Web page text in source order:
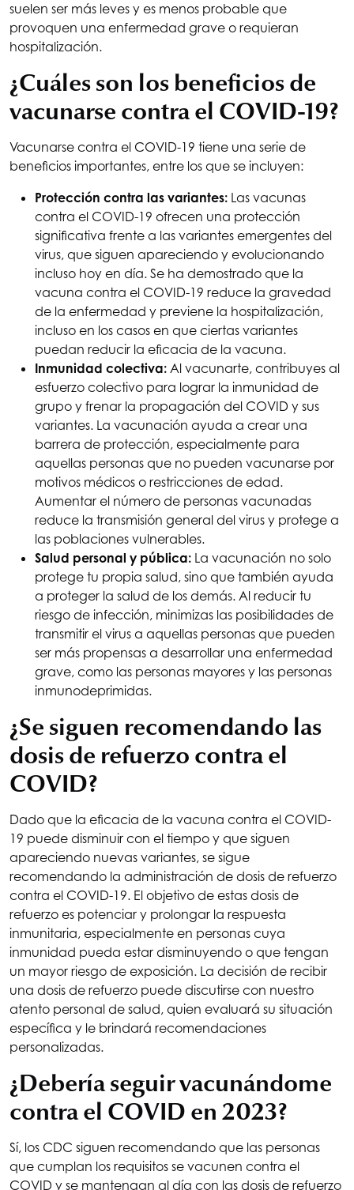
suelen ser más leves y es menos probable que
provoquen una enfermedad grave o requieran
hospitalización.
¿Cuáles son los beneficios de
vacunarse contra el COVID-19?
Vacunarse contra el COVID-19 tiene una serie de
beneficios importantes, entre los que se incluyen:
Protección contra las variantes: Las vacunas
contra el COVID-19 ofrecen una protección
significativa frente a las variantes emergentes del
virus, que siguen apareciendo y evolucionando
incluso hoy en día. Se ha demostrado que la
vacuna contra el COVID-19 reduce la gravedad
de la enfermedad y previene la hospitalización,
incluso en los casos en que ciertas variantes
puedan reducir la eficacia de la vacuna.
Inmunidad colectiva: Al vacunarte, contribuyes al
esfuerzo colectivo para lograr la inmunidad de
grupo y frenar la propagación del COVID y sus
variantes. La vacunación ayuda a crear una
barrera de protección, especialmente para
aquellas personas que no pueden vacunarse por
motivos médicos o restricciones de edad.
Aumentar el número de personas vacunadas
reduce la transmisión general del virus y protege a
las poblaciones vulnerables.
Salud personal y pública: La vacunación no solo
protege tu propia salud, sino que también ayuda
a proteger la salud de los demás. Al reducir tu
riesgo de infección, minimizas las posibilidades de
transmitir el virus a aquellas personas que pueden
ser más propensas a desarrollar una enfermedad
grave, como las personas mayores y las personas
inmunodeprimidas.
¿Se siguen recomendando las
dosis de refuerzo contra el
COVID?
Dado que la eficacia de la vacuna contra el COVID-
19 puede disminuir con el tiempo y que siguen
apareciendo nuevas variantes, se sigue
recomendando la administración de dosis de refuerzo
contra el COVID-19. El objetivo de estas dosis de
refuerzo es potenciar y prolongar la respuesta
inmunitaria, especialmente en personas cuya
inmunidad pueda estar disminuyendo o que tengan
un mayor riesgo de exposición. La decisión de recibir
una dosis de refuerzo puede discutirse con nuestro
atento personal de salud, quien evaluará su situación
específica y le brindará recomendaciones
personalizadas.
¿Debería seguir vacunándome
contra el COVID en 2023?
Sí, los CDC siguen recomendando que las personas
que cumplan los requisitos se vacunen contra el
COVID y se mantengan al día con las dosis de refuerzo